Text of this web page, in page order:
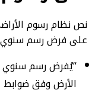
نص نظام رسوم
على فرض رسم سنوي
الأرض وفق ضوابط